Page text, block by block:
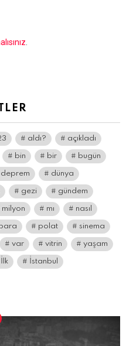
.
aldı? açıkladı
bin bir bugün
deprem dünya
gezi gündem
milyon mı nasıl
polat sinema
var vitrin yaşam
İlk İstanbul